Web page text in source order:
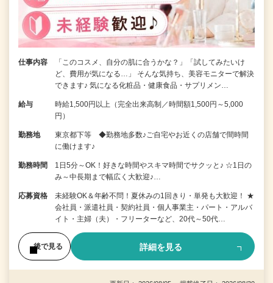
仕事内容
「このコスメ、自分の肌に合うかな？」「試してみたいけ
ど、費用が気になる…」 そんな気持ち、美容モニターで解決
できます♪ 気になる化粧品・健康食品・サプリメン…
給与
時給1,500円以上（完全出来高制／時間額1,500円～5,000
円）
勤務地
東京都下等 ◆勤務地多数♪ご自宅やお近くの店舗で間時間
に働けます♪
勤務時間
1日5分～OK！好きな時間やスキマ時間でサクッと♪ ☆1日の
み～中長期まで幅広く大歓迎♪…
応募資格
未経験OK＆年齢不問！夏休みの1回きり・単発も大歓迎！ ★
会社員・派遣社員・契約社員・個人事業主・パート・アルバ
イト・主婦（夫）・フリーターなど、20代～50代…
後で見る 詳細を見る